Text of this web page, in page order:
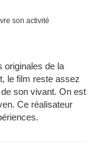
son activité
originales de la
le film reste assez
son vivant. On est
Ce réalisateur